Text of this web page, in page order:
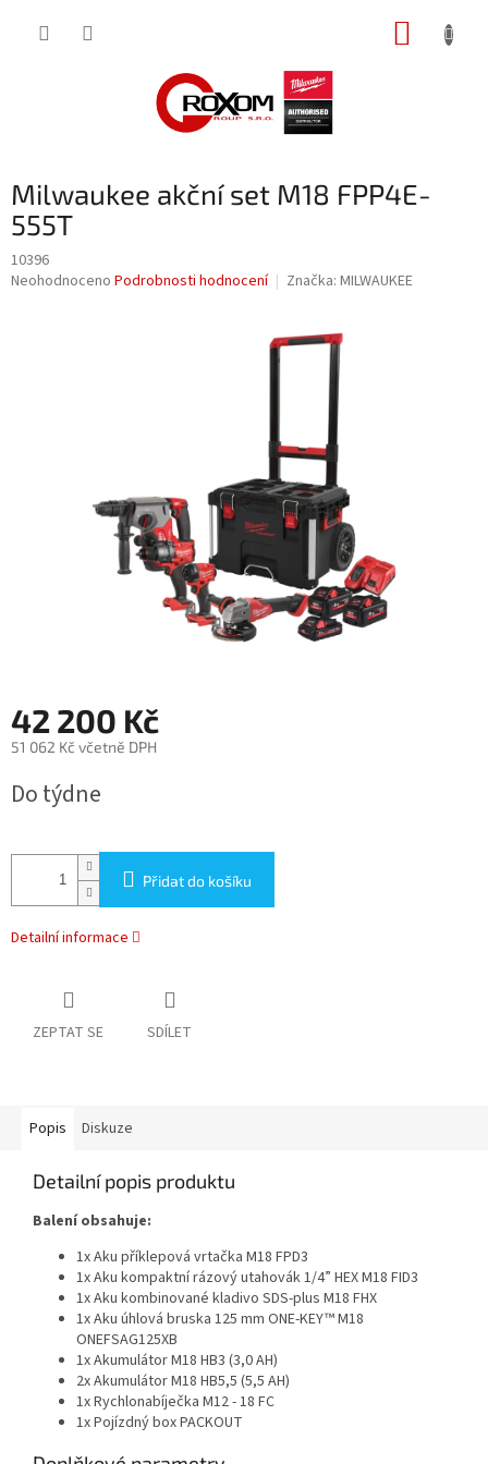
Milwaukee akční set M18 FPP4E-
555T
10396
Průměrné
Neohodnoceno Podrobnosti hodnocení Značka: MILWAUKEE
42 200 Kč
51 062 Kč včetně DPH
cena:
Do týdne
Přidat do košíku
Detailní informace
ZEPTAT SE SDÍLET
Popis Diskuze
Detailní popis produktu
Balení obsahuje:
1x Aku příklepová vrtačka M18 FPD3
1x Aku kompaktní rázový utahovák 1/4” HEX M18 FID3
1x Aku kombinované kladivo SDS-plus M18 FHX
1x Aku úhlová bruska 125 mm ONE-KEY™ M18
ONEFSAG125XB
1x Akumulátor M18 HB3 (3,0 AH)
2x Akumulátor M18 HB5,5 (5,5 AH)
1x Rychlonabíječka M12 - 18 FC
1x Pojízdný box PACKOUT